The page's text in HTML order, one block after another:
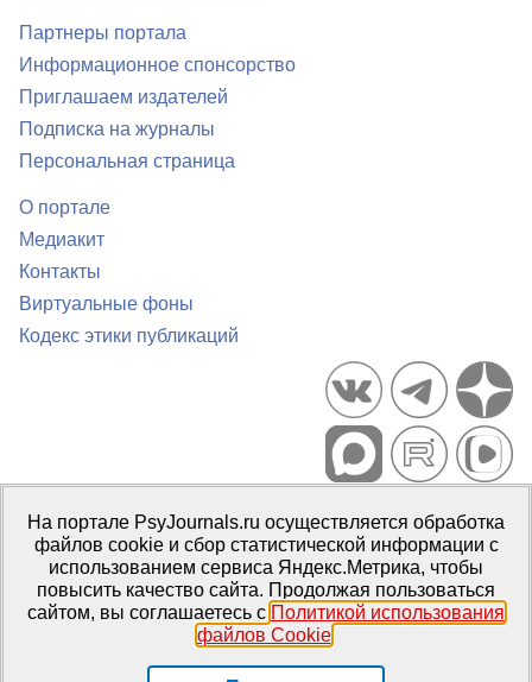
Партнеры портала
Информационное спонсорство
Приглашаем издателей
Подписка на журналы
Персональная страница
О портале
Медиакит
Контакты
Виртуальные фоны
Кодекс этики публикаций
Портал психологических изданий PsyJournals.ru, 2007–2026
Правила использования материалов
Свидетельство регистрации СМИЭл № ФС77-66447 от 14 июля
2016 г.
Издатель: ФГБОУ ВО МГППУ
На портале PsyJournals.ru осуществляется обработка
файлов cookie и сбор статистической информации с
использованием сервиса Яндекс.Метрика, чтобы
повысить качество сайта. Продолжая пользоваться
сайтом, вы соглашаетесь с Политикой использования
файлов Cookie.